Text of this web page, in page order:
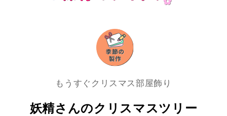
もうすぐクリスマス部屋飾り
妖精さんのクリスマスツリー